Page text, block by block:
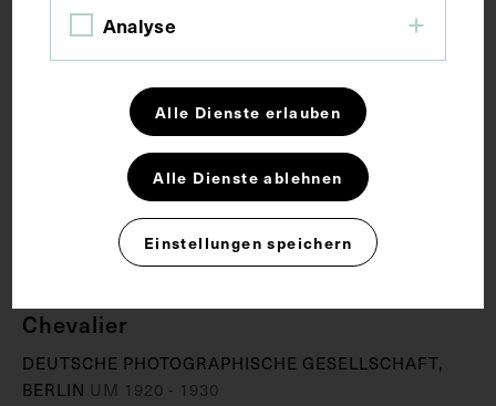
Porträt von Emil von Behring, nach
Chevalier
DEUTSCHE PHOTOGRAPHISCHE GESELLSCHAFT,
BERLIN UM 1920 - 1930
Analyse
Alle Dienste erlauben
Alle Dienste ablehnen
Einstellungen speichern